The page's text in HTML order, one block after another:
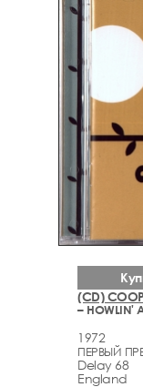
(CD)
– HOWLIN'
1972
ПЕРВЫЙ
Delay 68
England